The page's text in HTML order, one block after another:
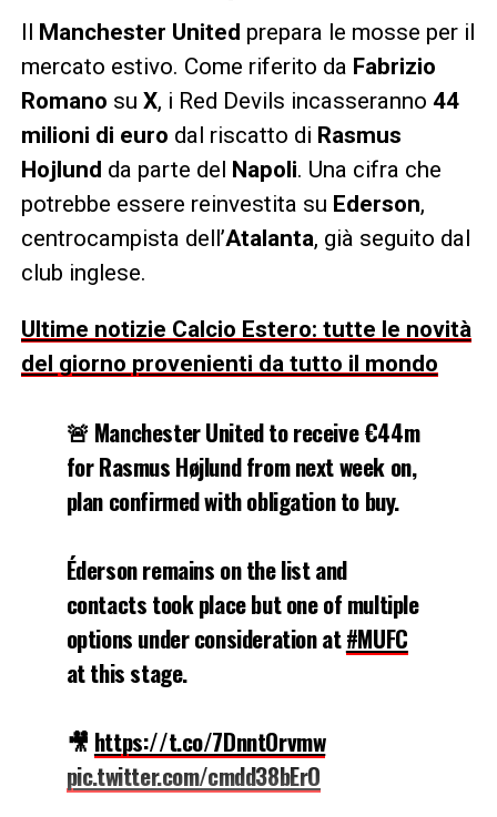
Il Manchester United prepara le mosse per il
mercato estivo. Come riferito da Fabrizio
Romano su X, i Red Devils incasseranno 44
milioni di euro dal riscatto di Rasmus
Hojlund da parte del Napoli. Una cifra che
potrebbe essere reinvestita su Ederson,
centrocampista dell’Atalanta, già seguito dal
club inglese.
Ultime notizie Calcio Estero: tutte le novità
del giorno provenienti da tutto il mondo
🚨 Manchester United to receive €44m
for Rasmus Højlund from next week on,
plan confirmed with obligation to buy.
Éderson remains on the list and
contacts took place but one of multiple
options under consideration at#MUFC
at this stage.
🎥 https://t.co/7DnntOrvmw
pic.twitter.com/cmdd38bErO